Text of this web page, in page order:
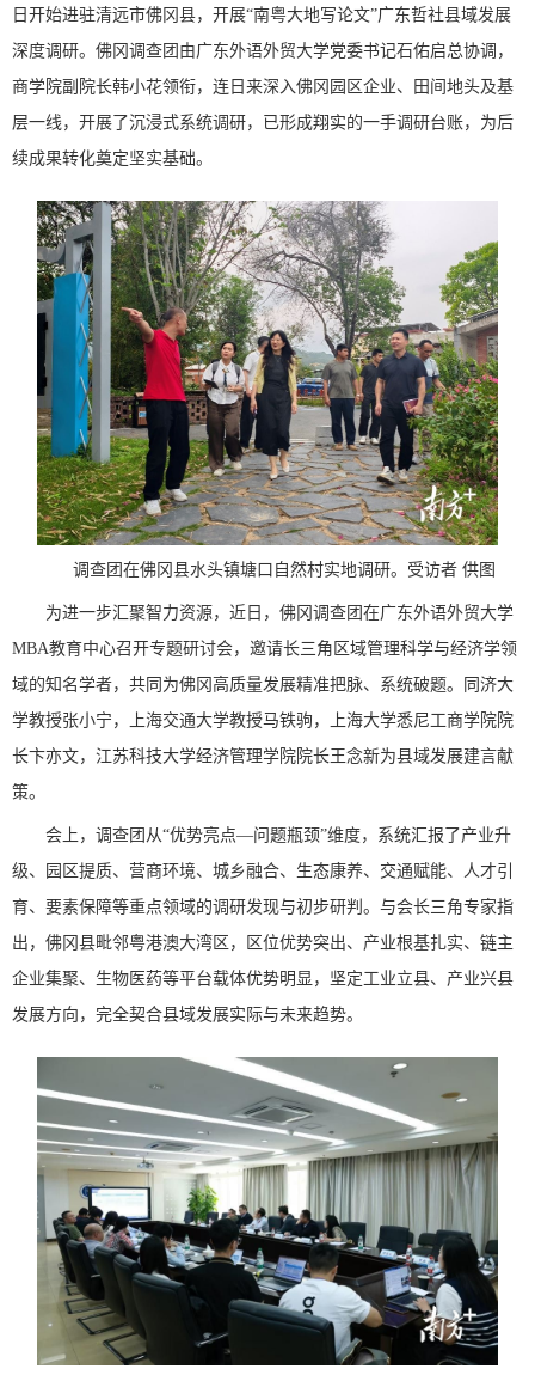
日开始进驻清远市佛冈县，开展“南粤大地写论文”广东哲社县域发展
深度调研。佛冈调查团由广东外语外贸大学党委书记石佑启总协调，
商学院副院长韩小花领衔，连日来深入佛冈园区企业、田间地头及基
层一线，开展了沉浸式系统调研，已形成翔实的一手调研台账，为后
续成果转化奠定坚实基础。
调查团在佛冈县水头镇塘口自然村实地调研。受访者 供图
为进一步汇聚智力资源，近日，佛冈调查团在广东外语外贸大学
MBA教育中心召开专题研讨会，邀请长三角区域管理科学与经济学领
域的知名学者，共同为佛冈高质量发展精准把脉、系统破题。同济大
学教授张小宁，上海交通大学教授马铁驹，上海大学悉尼工商学院院
长卞亦文，江苏科技大学经济管理学院院长王念新为县域发展建言献
策。
会上，调查团从“优势亮点—问题瓶颈”维度，系统汇报了产业升
级、园区提质、营商环境、城乡融合、生态康养、交通赋能、人才引
育、要素保障等重点领域的调研发现与初步研判。与会长三角专家指
出，佛冈县毗邻粤港澳大湾区，区位优势突出、产业根基扎实、链主
企业集聚、生物医药等平台载体优势明显，坚定工业立县、产业兴县
发展方向，完全契合县域发展实际与未来趋势。